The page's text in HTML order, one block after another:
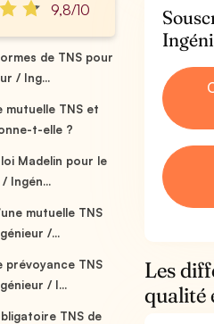
9,8/10
de TNS pour
/ Ing...
mutuelle TNS et
t-elle ?
Madelin pour le
Ingén...
mutuelle TNS
/...
prévoyance TNS
/ I...
TNS de
Les
qualité